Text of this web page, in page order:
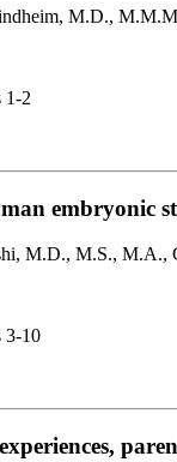
M.D.,
1-2
embryonic
M.D., M.S.,
3-10